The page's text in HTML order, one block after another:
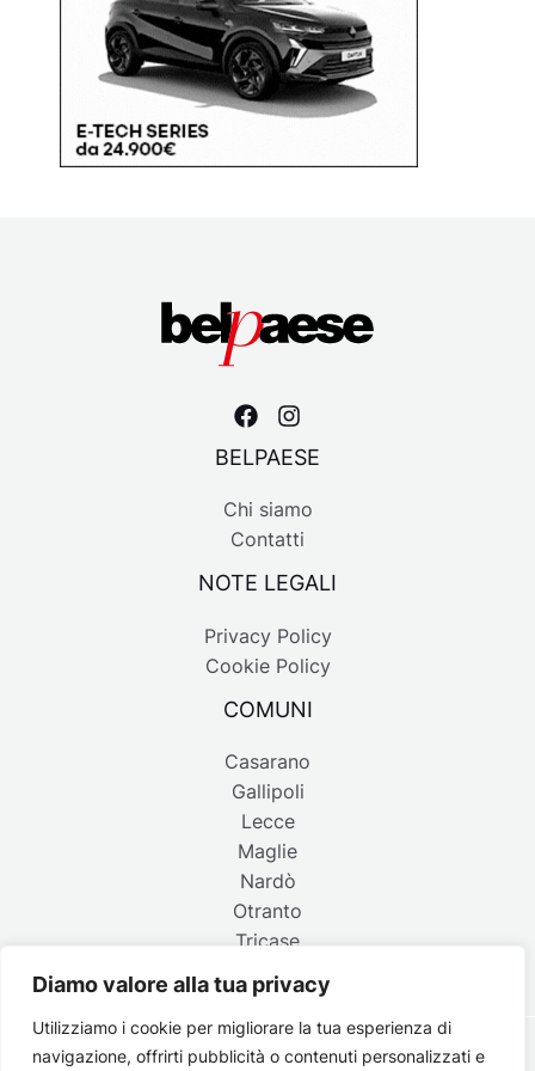
Diamo valore alla tua privacy
Utilizziamo i cookie per migliorare la tua esperienza di
navigazione, offrirti pubblicità o contenuti personalizzati e
BELPAESE
Chi siamo
Contatti
NOTE LEGALI
Privacy Policy
Cookie Policy
COMUNI
Casarano
Gallipoli
Lecce
Maglie
Nardò
Otranto
Tricase